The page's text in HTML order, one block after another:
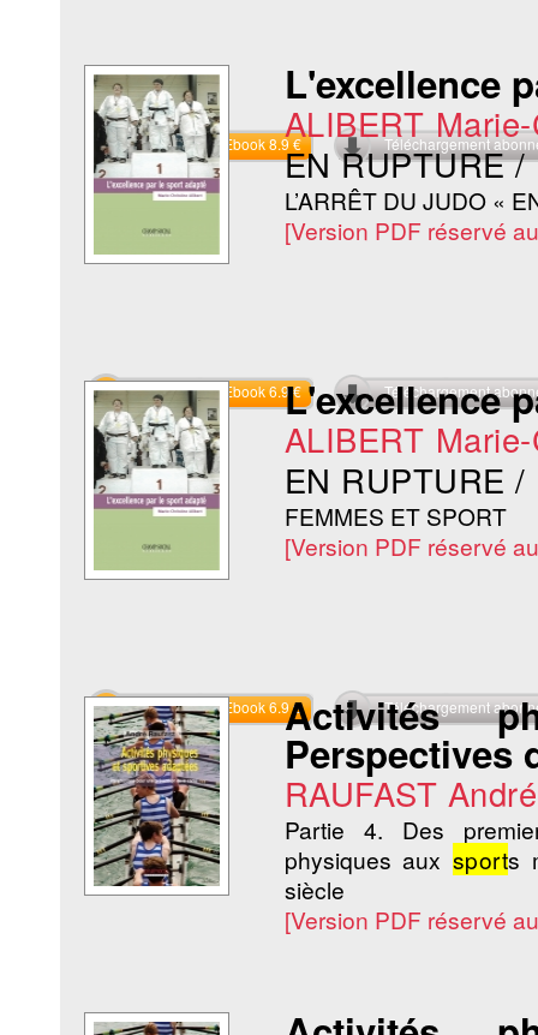
Commander l'Ebook 8.9 € Téléchargement
L'excellence
ALIBERT
EN RUPTURE /
L’ARRÊT DU JUDO «
[Version PDF réservé
Commander l'Ebook 6.9 € Téléchargement
L'excellence
ALIBERT
EN RUPTURE
FEMMES ET SPORT
[Version PDF réservé
Commander l'Ebook 6.9 € Téléchargement
Activités
Perspectives
RAUFAST André
Partie 4. Des
physiques aux sports
siècle
[Version PDF réservé